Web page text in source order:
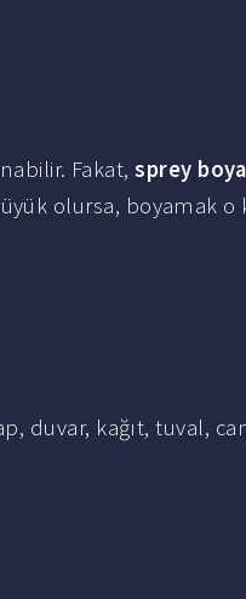
Fakat,sprey boya
olursa, boyamak o
duvar, kağıt, tuval,